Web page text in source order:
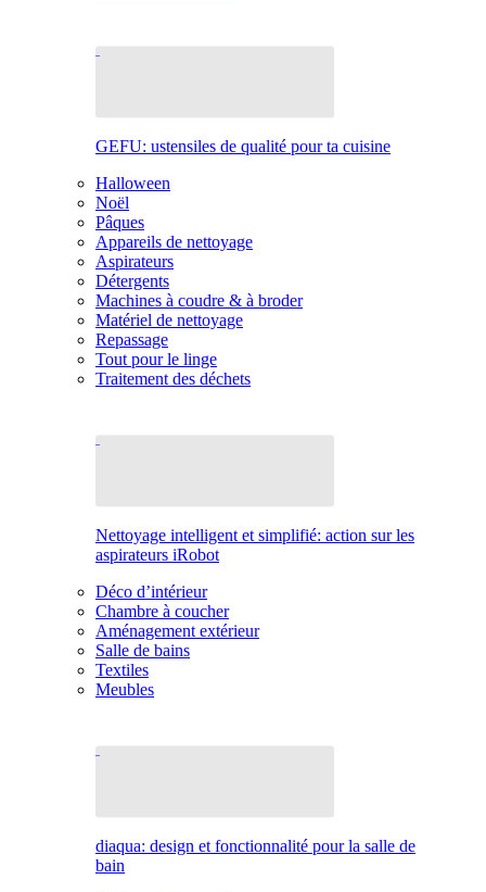
GEFU: ustensiles de qualité pour ta cuisine
Halloween
Noël
Pâques
Appareils de nettoyage
Aspirateurs
Détergents
Machines à coudre & à broder
Matériel de nettoyage
Repassage
Tout pour le linge
Traitement des déchets
Nettoyage intelligent et simplifié: action sur les
aspirateurs iRobot
Déco d’intérieur
Chambre à coucher
Aménagement extérieur
Salle de bains
Textiles
Meubles
diaqua: design et fonctionnalité pour la salle de
bain